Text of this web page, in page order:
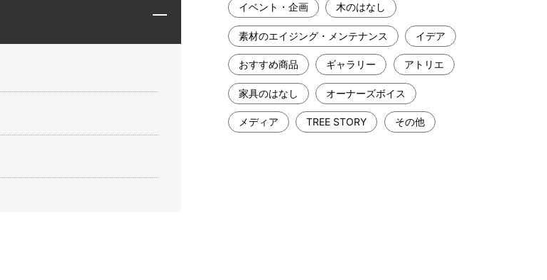
イベント・企画 木のはなし
素材のエイジング・メンテナンス イデア
おすすめ商品 ギャラリー アトリエ
家具のはなし オーナーズボイス
メディア TREE STORY その他